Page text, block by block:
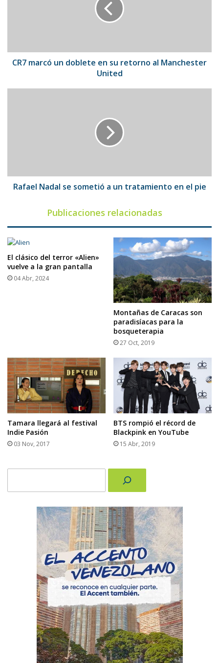
Manchester
United
CR7 marcó un doblete en su retorno al Manchester
United
el
pieRafael Nadal se sometió a un tratamiento en el pie
Publicaciones relacionadas
El clásico del terror «Alien»
vuelve a la gran pantalla
04 Abr, 2024
Montañas de Caracas son
paradisíacas para la
bosqueterapia
27 Oct, 2019
Tamara llegará al festival
Indie Pasión
03 Nov, 2017
BTS rompió el récord de
Blackpink en YouTube
15 Abr, 2019